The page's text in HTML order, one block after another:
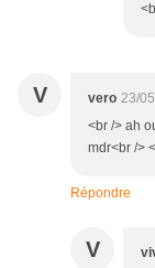
V vero 23/
<br /> ah
mdr<br />
Répondre
V